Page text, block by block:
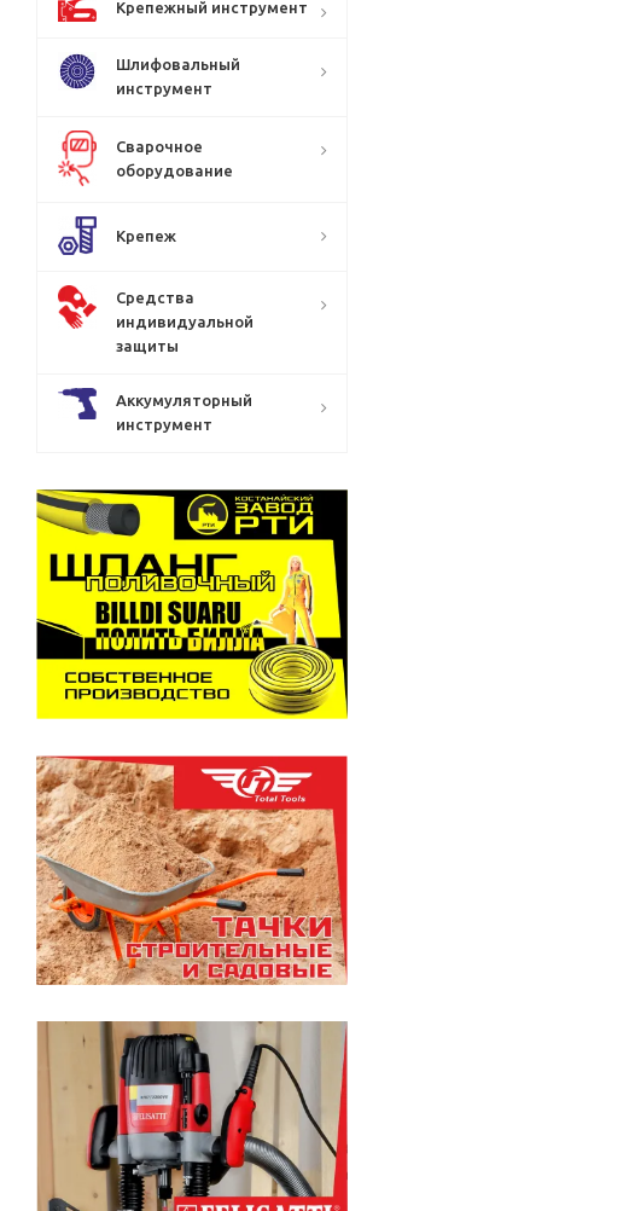
Крепежный инструмент
Шлифовальный
инструмент
Сварочное
оборудование
Крепеж
Средства
индивидуальной
защиты
Аккумуляторный
инструмент